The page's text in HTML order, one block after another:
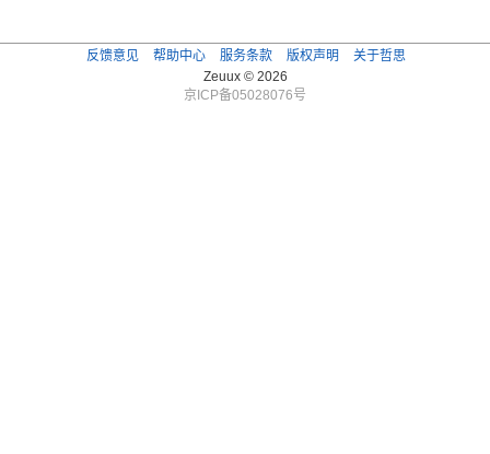
反馈意见 帮助中心 服务条款 版权声明
关于哲思
Zeuux © 2026
京ICP备05028076号